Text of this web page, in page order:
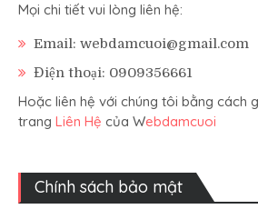
Mọi chi tiết vui lòng liên hệ:
Email: webdamcuoi@gmail.com
Điện thoại: 0909356661
Hoặc liên hệ với chúng tôi bằng cách
trang Liên Hệ của Webdamcuoi
Chính sách bảo mật